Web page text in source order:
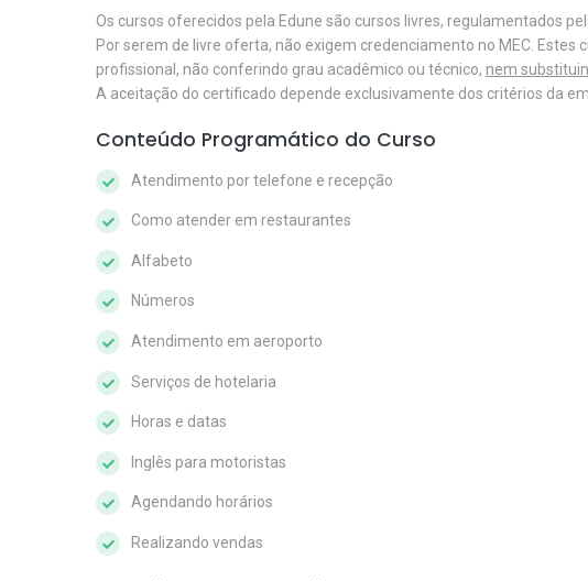
Os cursos oferecidos pela Edune são cursos livres, regulamentados
Por serem de livre oferta, não exigem credenciamento no MEC.
profissional, não conferindo grau acadêmico ou técnico, nem
A aceitação do certificado depende exclusivamente dos critérios da
Conteúdo Programático do Curso
Atendimento por telefone e recepção
Como atender em restaurantes
Alfabeto
Números
Atendimento em aeroporto
Serviços de hotelaria
Horas e datas
Inglês para motoristas
Agendando horários
Realizando vendas